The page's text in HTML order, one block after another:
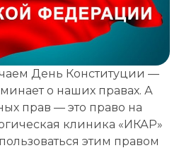
День Конституции —
о наших правах. А
прав — это право на
клиника «ИКАР»
этим правом